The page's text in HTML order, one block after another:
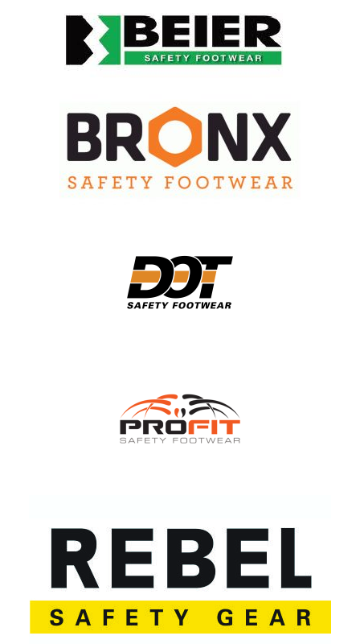
DOWNLOAD CATALOG
DOWNLOAD CATALOG
DOWNLOAD CATALOG
DOWNLOAD CATALOG
DOWNLOAD CATALOG